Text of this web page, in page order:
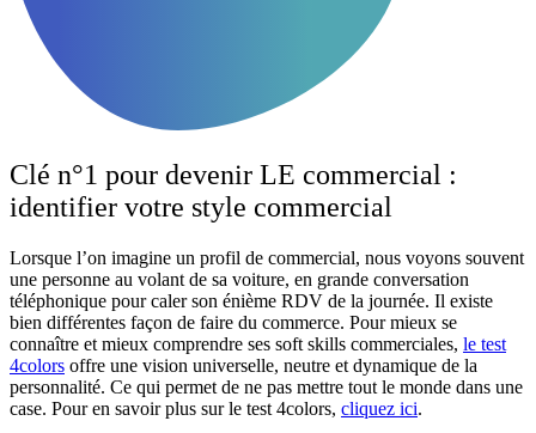
Clé n°1 pour devenir LE commercial :
identifier votre style commercial
Lorsque l’on imagine un profil de commercial, nous voyons souvent
une personne au volant de sa voiture, en grande conversation
téléphonique pour caler son énième RDV de la journée. Il existe
bien différentes façon de faire du commerce. Pour mieux se
connaître et mieux comprendre ses soft skills commerciales, le test
4colors offre une vision universelle, neutre et dynamique de la
personnalité. Ce qui permet de ne pas mettre tout le monde dans une
case. Pour en savoir plus sur le test 4colors, cliquez ici.